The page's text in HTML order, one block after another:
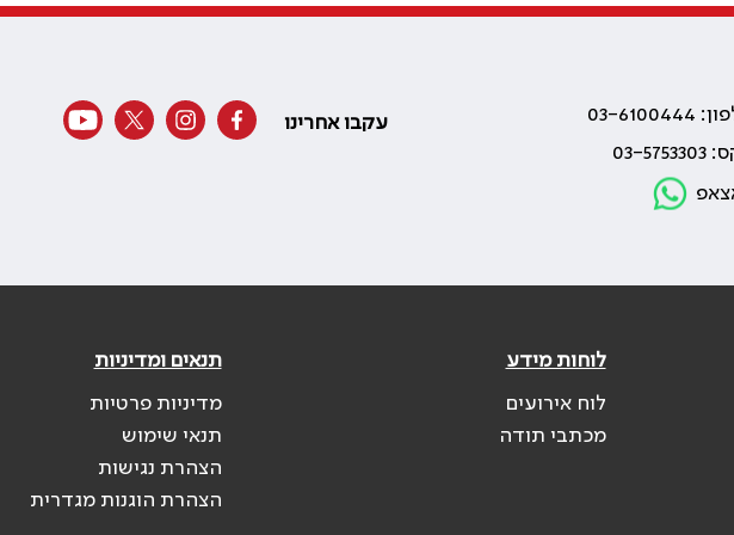
6100444
עקבו אחרינו
לוחות מידע
לוח אירועים
מכתבי תודה
תנאים ומדיניות
מדיניות פרטיות
תנאי שימוש
הצהרת נגישות
הצהרת הוגנות מגדרית